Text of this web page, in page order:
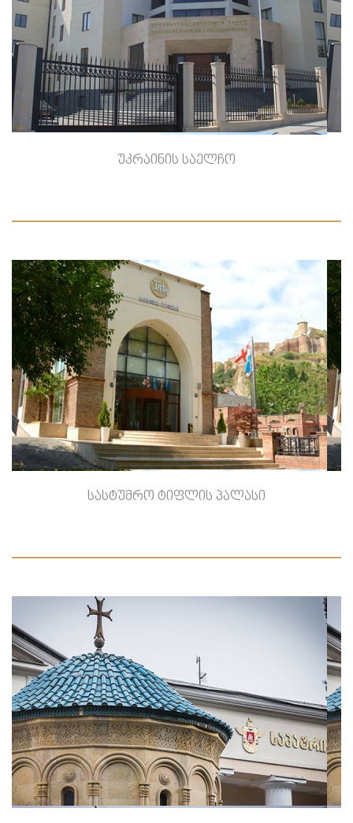
-->
უკრაინის საელჩო
-->
სასტუმრო ტიფლის პალასი
-->